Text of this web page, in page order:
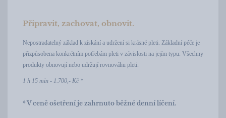
Připravit, zachovat, obnovit.
Nepostradatelný základ k získání a udržení si krásné pleti. Základní péče je
přizpůsobena konkrétním potřebám pleti v závislosti na jejím typu. Všechny
produkty obnovují nebo udržují rovnováhu pleti.
1 h 15 min - 1.700,- Kč *
* V ceně ošetření je zahrnuto běžné denní líčení.